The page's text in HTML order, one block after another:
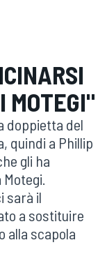
MOTEGI"
doppietta del
quindi a Phillip
gli ha
sarà il
a sostituire
alla scapola